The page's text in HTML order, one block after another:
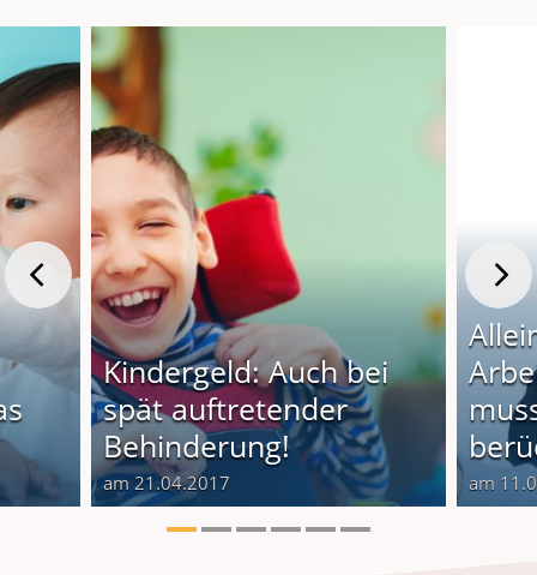
Kindergeld: Auch bei
spät auftretender
Behinderung!
am 21.04.2017 am